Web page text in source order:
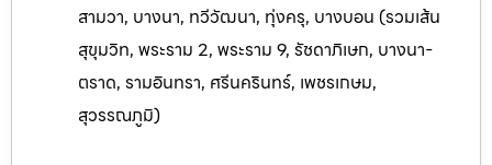
สามวา, บางนา, ทวีวัฒนา, ทุ่งครุ, บางบอน (รวมเส้น
สุขุมวิท, พระราม 2, พระราม 9, รัชดาภิเษก, บางนา-
ตราด, รามอินทรา, ศรีนครินทร์, เพชรเกษม,
สุวรรณภูมิ)